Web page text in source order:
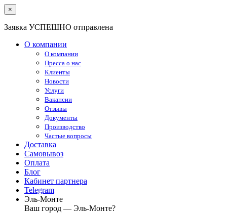
×
Заявка УСПЕШНО отправлена
О компании
О компании
Пресса о нас
Клиенты
Новости
Услуги
Вакансии
Отзывы
Документы
Производство
Частые вопросы
Доставка
Самовывоз
Оплата
Блог
Кабинет партнера
Telegram
Эль-Монте
Ваш город — Эль-Монте?